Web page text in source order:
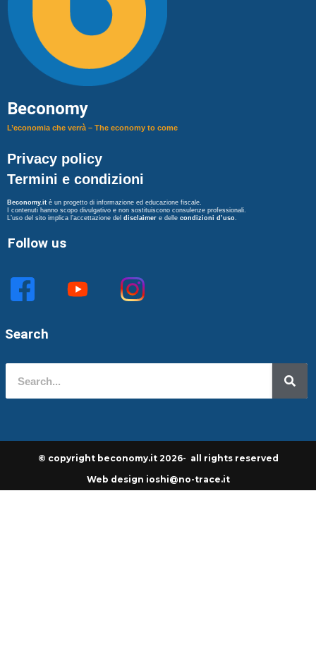
Beconomy
L’economia che verrà – The economy to come
Privacy policy
Termini e condizioni
Beconomy.it è un progetto di informazione ed educazione fiscale.
I contenuti hanno scopo divulgativo e non sostituiscono consulenze professionali.
L’uso del sito implica l’accettazione del disclaimer e delle condizioni d’uso.
Follow us
Search
© copyright beconomy.it 2026- all rights reserved
Web design ioshi@no-trace.it